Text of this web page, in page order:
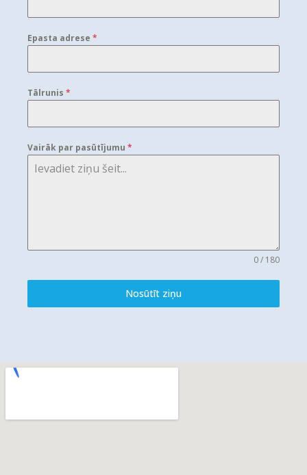
Epasta adrese *
Tālrunis *
Vairāk par pasūtījumu *
0 / 180
Nosūtīt ziņu